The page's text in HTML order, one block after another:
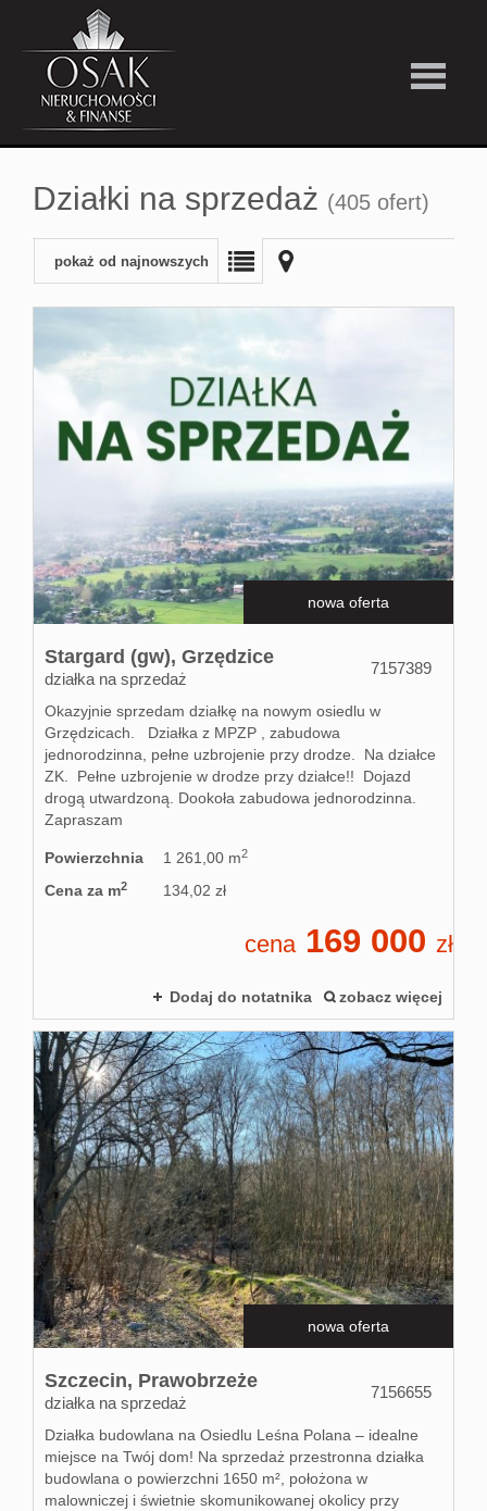
Kup
Strefa
Kontakt
Blog
Działki na sprzedaż (405 ofert)
pokaż od najnowszych
nowa oferta
Stargard (gw), Grzędzice
działka na sprzedaż
7157389
Okazyjnie sprzedam działkę na nowym osiedlu w
Grzędzicach. Działka z MPZP , zabudowa
jednorodzinna, pełne uzbrojenie przy drodze. Na działce
ZK. Pełne uzbrojenie w drodze przy działce!! Dojazd
drogą utwardzoną. Dookoła zabudowa jednorodzinna.
Zapraszam
Powierzchnia 1 261,00 m2
Cena za m2 134,02 zł
cena169 000 zł
Dodaj do notatnika zobacz więcej
nowa oferta
Szczecin, Prawobrzeże
działka na sprzedaż
7156655
Działka budowlana na Osiedlu Leśna Polana – idealne
miejsce na Twój dom! Na sprzedaż przestronna działka
budowlana o powierzchni 1650 m², położona w
malowniczej i świetnie skomunikowanej okolicy przy